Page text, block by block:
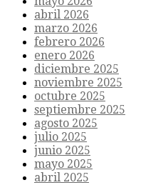
abril 2026
marzo 2026
febrero 2026
enero 2026
diciembre 2025
noviembre 2025
octubre 2025
septiembre 2025
agosto 2025
julio 2025
junio 2025
mayo 2025
abril 2025